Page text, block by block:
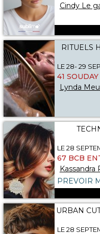
Cindy Le
RITUELS
LE 28- 29
41 SOUDAY
Lynda
LE 28
67 BCB
Kassandra
PREVOIR
URBAN
LE 28